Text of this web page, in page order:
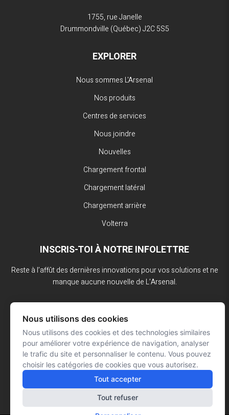
1755, rue Janelle
Drummondville (Québec)J2C 5S5
EXPLORER
Nous sommes L'Arsenal
Nos produits
Centres de services
Nous joindre
Nouvelles
Chargement frontal
Chargement latéral
Chargement arrière
Volterra
INSCRIS-TOI À NOTRE INFOLETTRE
Reste à l’affût des dernières innovations pour vos solutions et ne
manque aucune nouvelle de L’Arsenal.
Nous utilisons des cookies
Nous utilisons des cookies et des technologies similaires
pour améliorer votre expérience de navigation, analyser
le trafic du site et personnaliser le contenu. Vous pouvez
choisir les catégories de cookies que vous autorisez.
Tout accepter
Tout refuser